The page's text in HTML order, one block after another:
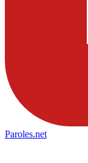
Paroles.net